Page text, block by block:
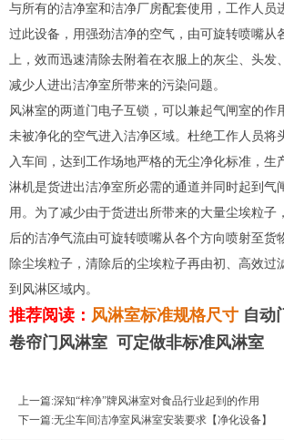
与所有的洁净室和洁净厂房配套使用，工作人员
过此设备，用强劲洁净的空气，由可旋转喷嘴从
上，效而迅速清除去附着在衣服上的灰尘、头发
减少人进出洁净室所带来的污染问题。
风淋室的两道门电子互锁，可以兼起气闸室的作
未被净化的空气进入洁净区域。杜绝工作人员将
入车间，达到工作场地严格的无尘净化标准，生
淋机是货进出洁净室所必需的通道并同时起到气
用。为了减少由于货进出所带来的大量尘埃粒子
后的洁净气流由可旋转喷嘴从各个方向喷射至货
除尘埃粒子，清除后的尘埃粒子再由初、高效过
到风淋区域内。
推荐阅读： 风淋室标准规格尺寸 自动
卷帘门风淋室 可定做非标准风淋室
上一篇:深知“梓净”牌风淋室对食品行业起到的作用
下一篇:无尘车间洁净室风淋室安装要求【净化设备】